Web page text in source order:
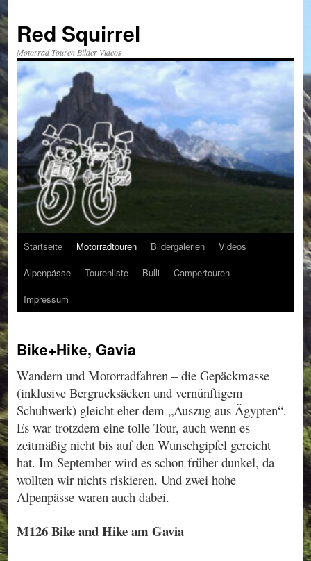
Red Squirrel
Motorrad Touren Bilder Videos
Zum
Inhalt
springen
Startseite Motorradtouren Bildergalerien
Videos
Alpenpässe
Tourenliste Bulli
Campertouren
Impressum
Bike+Hike, Gavia
Wandern und Motorradfahren – die Gepäckmasse
(inklusive Bergrucksäcken und vernünftigem
Schuhwerk) gleicht eher dem „Auszug aus Ägypten“.
Es war trotzdem eine tolle Tour, auch wenn es
zeitmäßig nicht bis auf den Wunschgipfel gereicht
hat. Im September wird es schon früher dunkel, da
wollten wir nichts riskieren. Und zwei hohe
Alpenpässe waren auch dabei.
M126 Bike and Hike am Gavia